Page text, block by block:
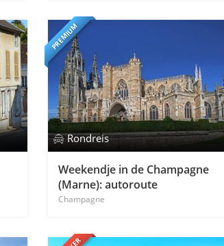
PREMIUM
Rondreis
Weekendje in de Champagne
(Marne): autoroute
Champagne